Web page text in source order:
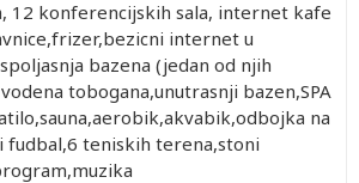
12 konferencijskih sala, internet kafe
internet u
bazena (jedan od njih
tobogana,unutrasnji bazen,SPA
na
fudbal,6 teniskih terena,stoni